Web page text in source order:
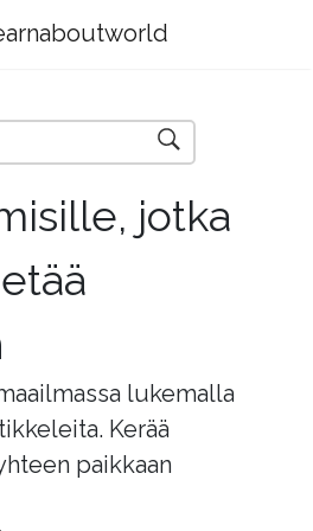
jotka
lukemalla
Kerää
paikkaan